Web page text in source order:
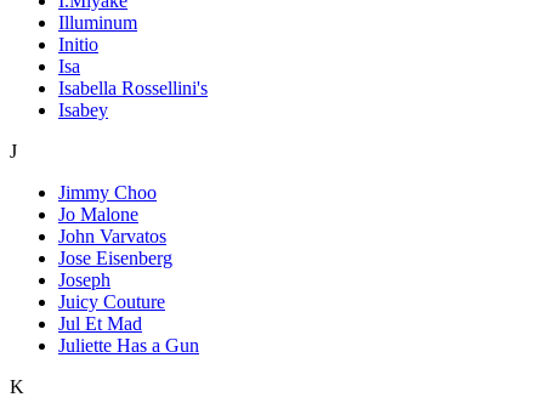
Illuminum
Initio
Isa
Isabella Rossellini's
Isabey
J
Jimmy Choo
Jo Malone
John Varvatos
Jose Eisenberg
Joseph
Juicy Couture
Jul Et Mad
Juliette Has a Gun
K